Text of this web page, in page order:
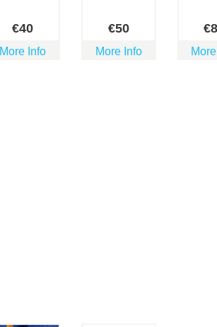
€40
More Info
€50
More Info
€